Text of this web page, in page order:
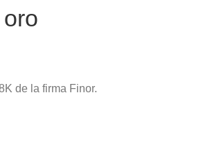
de la firma Finor.